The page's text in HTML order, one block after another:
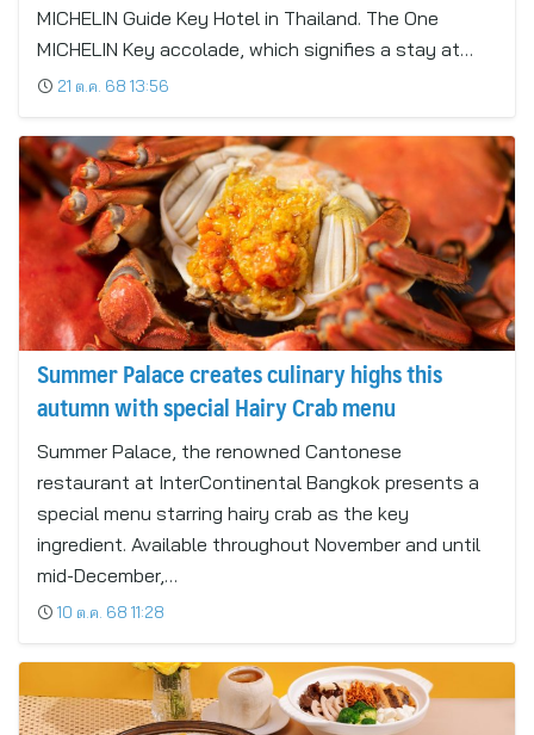
MICHELIN Guide Key Hotel in Thailand. The One
MICHELIN Key accolade, which signifies a stay at…
21 ต.ค. 68 13:56
Summer Palace creates culinary highs this
autumn with special Hairy Crab menu
Summer Palace, the renowned Cantonese
restaurant at InterContinental Bangkok presents a
special menu starring hairy crab as the key
ingredient. Available throughout November and until
mid-December,…
10 ต.ค. 68 11:28